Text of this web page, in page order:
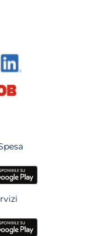
in
pagina